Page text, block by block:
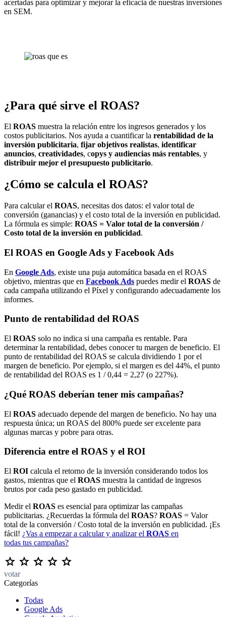
acertadas para optimizar y mejorar la eficacia de nuestras inversiones
en SEM.
¿Para qué sirve el ROAS?
El ROAS muestra la relación entre los ingresos generados y los
costos publicitarios. Nos ayuda a cuantificar la rentabilidad de la
inversión publicitaria, fijar objetivos realistas, identificar
anuncios, creatividades, copys y audiencias más rentables, y
distribuir mejor el presupuesto publicitario.
¿Cómo se calcula el ROAS?
Para calcular el ROAS, necesitas dos datos: el valor total de
conversión (ganancias) y el costo total de la inversión en publicidad.
La fórmula es simple: ROAS = Valor total de la conversión /
Costo total de la inversión en publicidad.
El ROAS en Google Ads y Facebook Ads
En Google Ads, existe una puja automática basada en el ROAS
objetivo, mientras que en Facebook Ads puedes medir el ROAS de
cada campaña utilizando el Píxel y configurando adecuadamente los
informes.
Punto de rentabilidad del ROAS
El ROAS solo no indica si una campaña es rentable. Para
determinar la rentabilidad, debes conocer tu margen de beneficio. El
punto de rentabilidad del ROAS se calcula dividiendo 1 por el
margen de beneficio. Por ejemplo, si el margen es del 44%, el punto
de rentabilidad del ROAS es 1 / 0,44 = 2,27 (o 227%).
¿Qué ROAS deberían tener mis campañas?
El ROAS adecuado depende del margen de beneficio. No hay una
respuesta única; un ROAS del 800% puede ser excelente para
algunas marcas y pobre para otras.
Diferencia entre el ROAS y el ROI
El ROI calcula el retorno de la inversión considerando todos los
gastos, mientras que el ROAS muestra la cantidad de ingresos
brutos por cada peso gastado en publicidad.
Medir el ROAS es esencial para optimizar las campañas
publicitarias. ¿Recuerdas la fórmula del ROAS? ROAS = Valor
total de la conversión / Costo total de la inversión en publicidad. ¡Es
fácil! ¿Vas a empezar a calcular y analizar el ROAS en
todas tus campañas?
votar
Categorías
Todas
Google Ads